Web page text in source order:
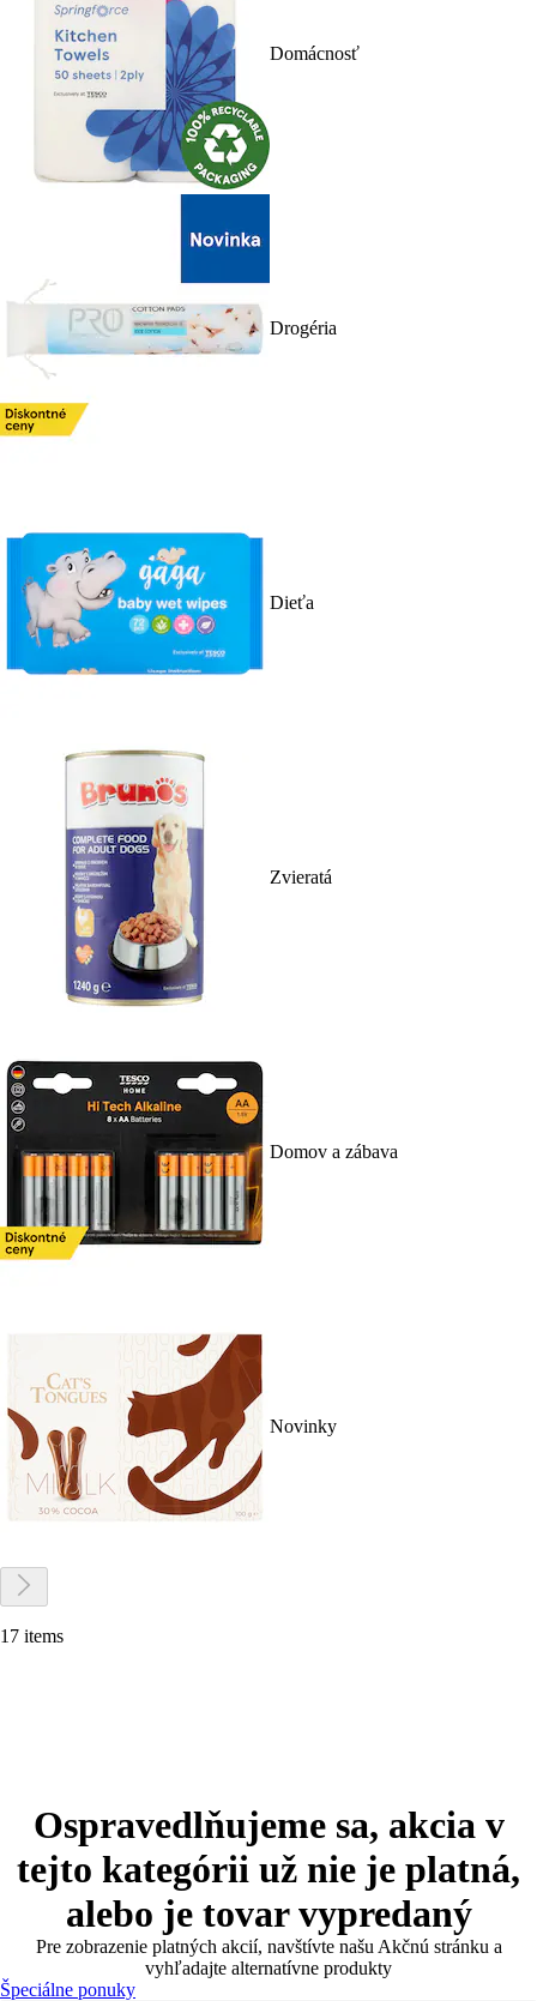
Domácnosť
Drogéria
Dieťa
Zvieratá
Domov a zábava
Novinky
17 items
Ospravedlňujeme sa, akcia v
tejto kategórii už nie je platná,
alebo je tovar vypredaný
Pre zobrazenie platných akcií, navštívte našu Akčnú stránku a
vyhľadajte alternatívne produkty
Špeciálne ponuky